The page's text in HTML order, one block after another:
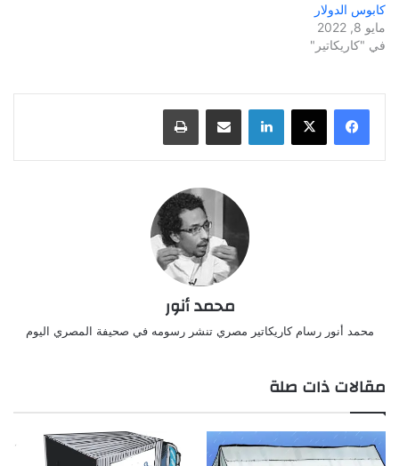
كابوس الدولار
مايو 8, 2022
في "كاريكاتير"
لينكدإن مشاركة عبر البريد طباعة
محمد أنور
محمد أنور رسام كاريكاتير مصري تنشر رسومه في صحيفة المصري اليوم
مقالات ذات صلة